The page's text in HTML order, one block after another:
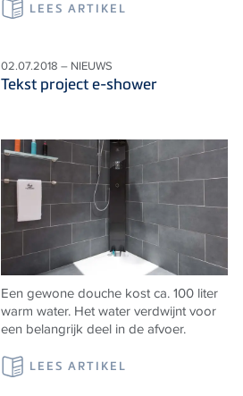
LEES ARTIKEL
02.07.2018 – NIEUWS
Tekst project e-shower
Een gewone douche kost ca. 100 liter
warm water. Het water verdwijnt voor
een belangrijk deel in de afvoer.
LEES ARTIKEL